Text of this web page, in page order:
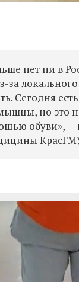
нет ни в
за
Сегодня
но это
обуви»,